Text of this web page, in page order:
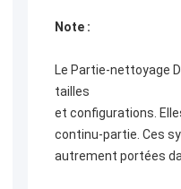
Note :
Le Partie-nettoyage
tailles
et configurations.
continu-partie. Ces
autrement portées